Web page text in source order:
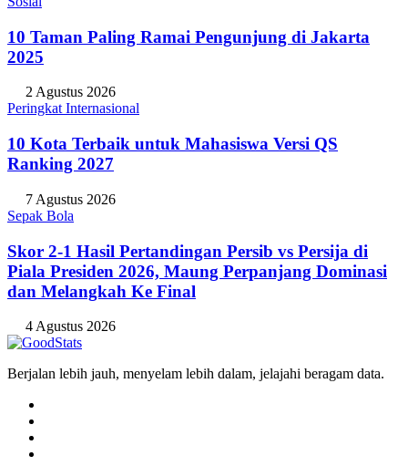
10 Taman Paling Ramai Pengunjung di Jakarta
2025
2 Agustus 2026
Peringkat Internasional
10 Kota Terbaik untuk Mahasiswa Versi QS
Ranking 2027
7 Agustus 2026
Sepak Bola
Skor 2-1 Hasil Pertandingan Persib vs Persija di
Piala Presiden 2026, Maung Perpanjang Dominasi
dan Melangkah Ke Final
4 Agustus 2026
Berjalan lebih jauh, menyelam lebih dalam, jelajahi beragam data.